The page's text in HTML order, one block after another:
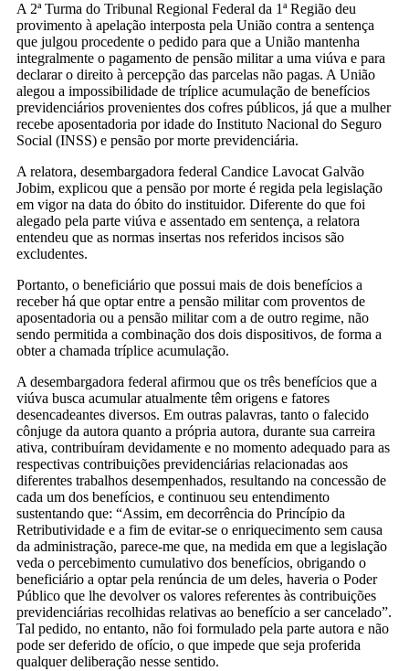
A 2ª Turma do Tribunal Regional Federal da 1ª Região deu
provimento à apelação interposta pela União contra a sentença
que julgou procedente o pedido para que a União mantenha
integralmente o pagamento de pensão militar a uma viúva e para
declarar o direito à percepção das parcelas não pagas. A União
alegou a impossibilidade de tríplice acumulação de benefícios
previdenciários provenientes dos cofres públicos, já que a mulher
recebe aposentadoria por idade do Instituto Nacional do Seguro
Social (INSS) e pensão por morte previdenciária.
A relatora, desembargadora federal Candice Lavocat Galvão
Jobim, explicou que a pensão por morte é regida pela legislação
em vigor na data do óbito do instituidor. Diferente do que foi
alegado pela parte viúva e assentado em sentença, a relatora
entendeu que as normas insertas nos referidos incisos são
excludentes.
Portanto, o beneficiário que possui mais de dois benefícios a
receber há que optar entre a pensão militar com proventos de
aposentadoria ou a pensão militar com a de outro regime, não
sendo permitida a combinação dos dois dispositivos, de forma a
obter a chamada tríplice acumulação.
A desembargadora federal afirmou que os três benefícios que a
viúva busca acumular atualmente têm origens e fatores
desencadeantes diversos. Em outras palavras, tanto o falecido
cônjuge da autora quanto a própria autora, durante sua carreira
ativa, contribuíram devidamente e no momento adequado para as
respectivas contribuições previdenciárias relacionadas aos
diferentes trabalhos desempenhados, resultando na concessão de
cada um dos benefícios, e continuou seu entendimento
sustentando que: “Assim, em decorrência do Princípio da
Retributividade e a fim de evitar-se o enriquecimento sem causa
da administração, parece-me que, na medida em que a legislação
veda o percebimento cumulativo dos benefícios, obrigando o
beneficiário a optar pela renúncia de um deles, haveria o Poder
Público que lhe devolver os valores referentes às contribuições
previdenciárias recolhidas relativas ao benefício a ser cancelado”.
Tal pedido, no entanto, não foi formulado pela parte autora e não
pode ser deferido de ofício, o que impede que seja proferida
qualquer deliberação nesse sentido.